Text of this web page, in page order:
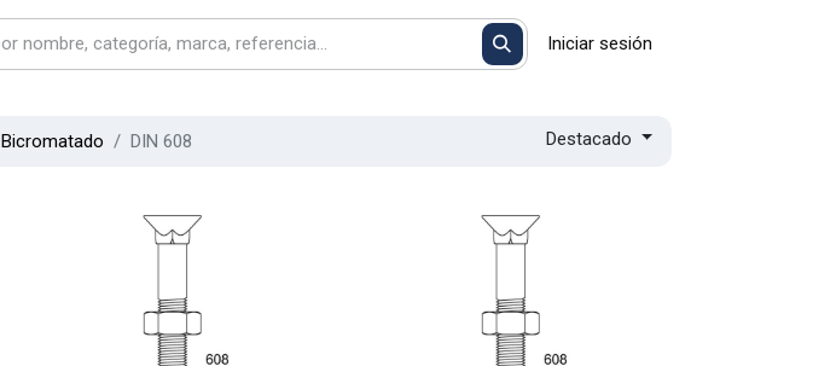
Iniciar sesión
Bicromatado DIN 608 Destacado